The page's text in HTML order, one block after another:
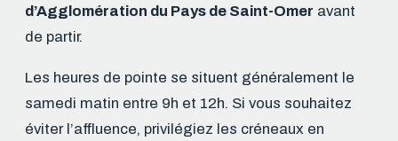
d’Agglomération du Pays de Saint-Omer avant
de partir.
Les heures de pointe se situent généralement le
samedi matin entre 9h et 12h. Si vous souhaitez
éviter l’affluence, privilégiez les créneaux en